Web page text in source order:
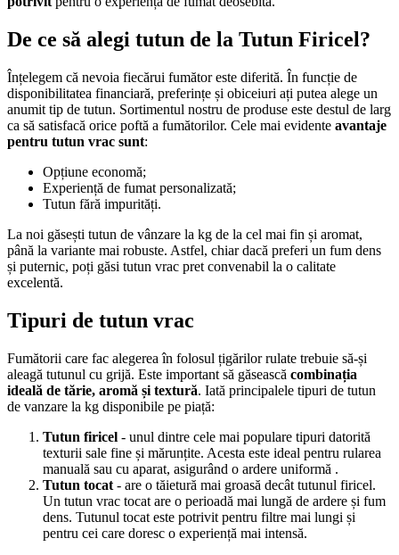
De ce să alegi tutun de la Tutun Firicel?
Înțelegem că nevoia fiecărui fumător este diferită. În funcție de
disponibilitatea financiară, preferințe și obiceiuri ați putea alege un
anumit tip de tutun. Sortimentul nostru de produse este destul de larg
ca să satisfacă orice poftă a fumătorilor. Cele mai evidente avantaje
pentru tutun vrac sunt:
Opțiune economă;
Experiență de fumat personalizată;
Tutun fără impurități.
La noi găsești tutun de vânzare la kg de la cel mai fin și aromat,
până la variante mai robuste. Astfel, chiar dacă preferi un fum dens
și puternic, poți găsi tutun vrac pret convenabil la o calitate
excelentă.
Tipuri de tutun vrac
Fumătorii care fac alegerea în folosul țigărilor rulate trebuie să-și
aleagă tutunul cu grijă. Este important să găsească combinația
ideală de tărie, aromă și textură. Iată principalele tipuri de tutun
de vanzare la kg disponibile pe piață:
Tutun firicel - unul dintre cele mai populare tipuri datorită
texturii sale fine și mărunțite. Acesta este ideal pentru rularea
manuală sau cu aparat, asigurând o ardere uniformă .
Tutun tocat - are o tăietură mai groasă decât tutunul firicel.
Un tutun vrac tocat are o perioadă mai lungă de ardere și fum
dens. Tutunul tocat este potrivit pentru filtre mai lungi și
pentru cei care doresc o experiență mai intensă.